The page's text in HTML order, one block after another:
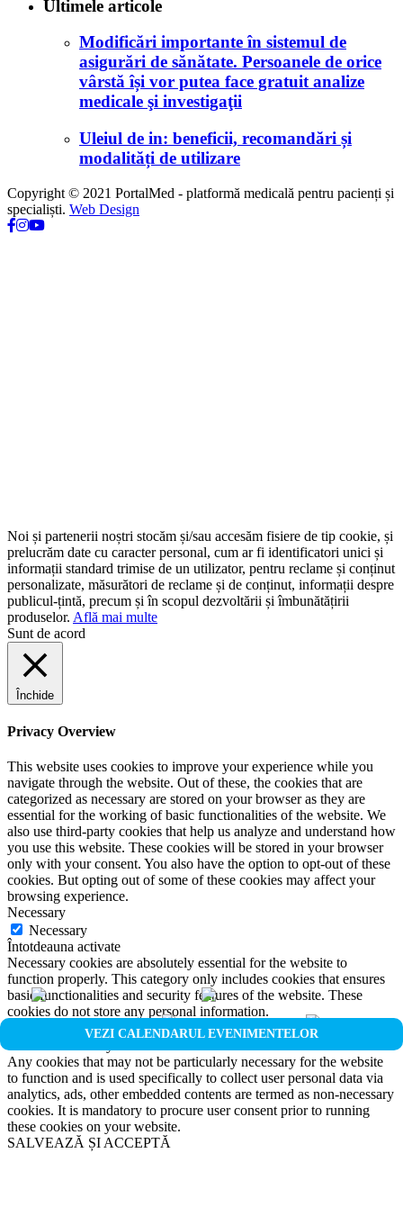
VEZI CALENDARUL EVENIMENTELOR
Ultimele articole
Modificări importante în sistemul de
asigurări de sănătate. Persoanele de orice
vârstă își vor putea face gratuit analize
medicale şi investigaţii
Uleiul de in: beneficii, recomandări și
modalități de utilizare
Copyright © 2021 PortalMed - platformă medicală pentru pacienți și
specialiști. Web Design
Noi și partenerii noștri stocăm și/sau accesăm fisiere de tip cookie, și
prelucrăm date cu caracter personal, cum ar fi identificatori unici și
informații standard trimise de un utilizator, pentru reclame și conținut
personalizate, măsurători de reclame și de conținut, informații despre
publicul-țintă, precum și în scopul dezvoltării și îmbunătățirii
produselor. Află mai multe
Sunt de acord
Închide
Privacy Overview
This website uses cookies to improve your experience while you
navigate through the website. Out of these, the cookies that are
categorized as necessary are stored on your browser as they are
essential for the working of basic functionalities of the website. We
also use third-party cookies that help us analyze and understand how
you use this website. These cookies will be stored in your browser
only with your consent. You also have the option to opt-out of these
cookies. But opting out of some of these cookies may affect your
browsing experience.
Necessary
Necessary
Întotdeauna activate
Necessary cookies are absolutely essential for the website to
function properly. This category only includes cookies that ensures
basic functionalities and security features of the website. These
cookies do not store any personal information.
Non-necessary
Any cookies that may not be particularly necessary for the website
to function and is used specifically to collect user personal data via
analytics, ads, other embedded contents are termed as non-necessary
cookies. It is mandatory to procure user consent prior to running
these cookies on your website.
SALVEAZĂ ȘI ACCEPTĂ